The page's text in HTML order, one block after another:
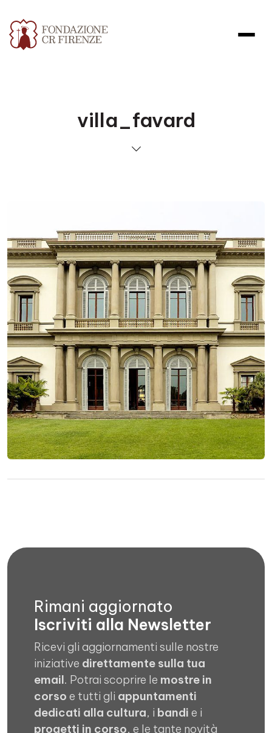
villa_favard
Rimani aggiornato
Iscriviti alla Newsletter
Ricevi gli aggiornamenti sulle nostre
iniziative direttamente sulla tua
email. Potrai scoprire le mostre in
corso e tutti gli appuntamenti
dedicati alla cultura, i bandi e i
progetti in corso, e le tante novità